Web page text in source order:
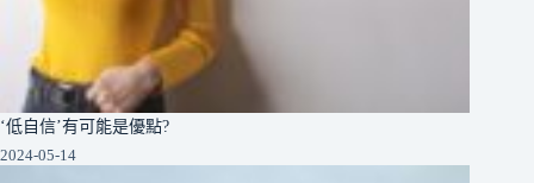
‘低自信’有可能是優點?
2024-05-14